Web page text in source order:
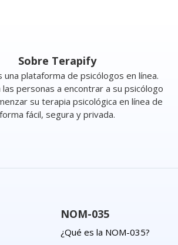
Sobre Terapify
una plataforma de psicólogos en línea.
las personas a encontrar a su psicólogo
su terapia psicológica en línea de
forma fácil, segura y privada.
NOM-035
¿Qué es la NOM-035?